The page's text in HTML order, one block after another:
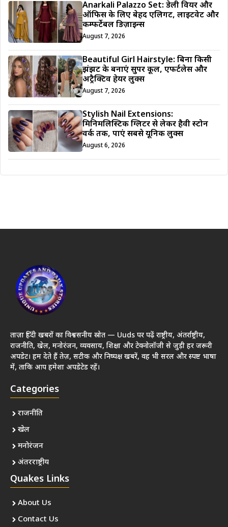
Anarkali Palazzo Set: डेली वियर और
ऑफिस के लिए बेहद एलिगेंट, लाइटवेट और
कम्फर्टेबल डिज़ाइन्स
August 7, 2026
Beautiful Girl Hairstyle: बिना किसी
झंझट के बनाएं सुपर कूल, एफर्टलेस और
अट्रैक्टिव हेयर लुक्स
August 7, 2026
Stylish Nail Extensions:
मिनिमलिस्टिक ग्लिटर से लेकर हैवी स्टोन
वर्क तक, पाएं सबसे यूनिक लुक्स
August 6, 2026
ताज़ा हिंदी खबरों का विश्वसनीय स्रोत — Uuds पर पढ़ें राष्ट्रीय, अंतर्राष्ट्रीय,
राजनीति, खेल, मनोरंजन, व्यवसाय, शिक्षा और टेक्नोलॉजी से जुड़ी हर जरूरी
अपडेट। हम देते हैं तेज़, सटीक और निष्पक्ष खबरें, वह भी सरल और स्पष्ट भाषा
में, ताकि आप हमेशा अपडेटेड रहें।
Categories
राजनीति
खेल
मनोरंजन
अंतरराष्ट्रीय
Quakes Links
About Us
Contact Us